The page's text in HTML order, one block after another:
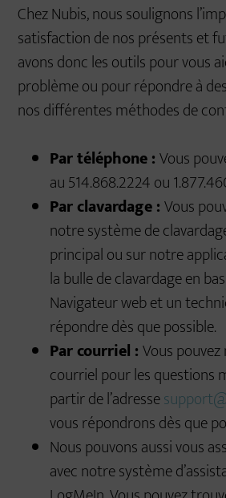
Chez Nubis, nous soulignons
satisfaction de nos présents et
avons donc les outils pour vous
problème ou pour répondre à
nos différentes méthodes de
Par téléphone :Vous
au 514.868.2224 ou
Par clavardage :Vous
notre système de
principal ou sur notre
la bulle de clavardage en
Navigateur web et un
répondre dès que possible.
Par courriel :Vous
courriel pour les questions
partir de l’adresse
vous répondrons dès que
Nous pouvons aussi vous
avec notre système